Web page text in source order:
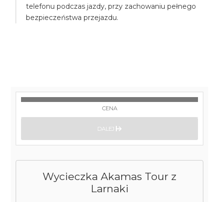
telefonu podczas jazdy, przy zachowaniu pełnego
bezpieczeństwa przejazdu.
Wycieczka Akamas Tour z
Larnaki
CENA
DALEJ